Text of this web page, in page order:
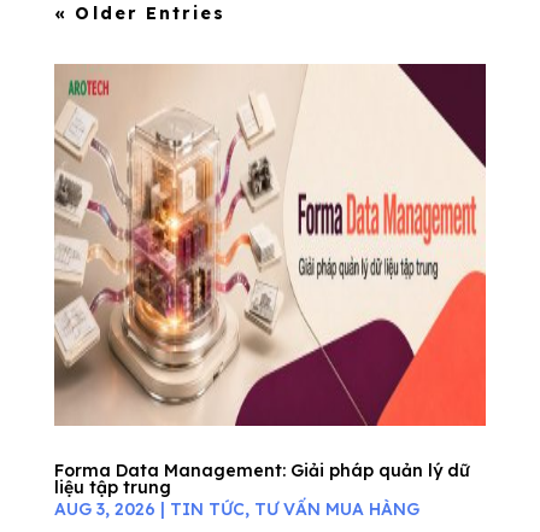
« Older Entries
Forma Data Management: Giải pháp quản lý dữ
liệu tập trung
AUG 3, 2026 | TIN TỨC, TƯ VẤN MUA HÀNG